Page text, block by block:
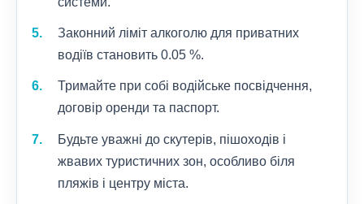
Законний ліміт алкоголю для приватних
водіїв становить 0.05 %.
Тримайте при собі водійське посвідчення,
договір оренди та паспорт.
Будьте уважні до скутерів, пішоходів і
жвавих туристичних зон, особливо біля
пляжів і центру міста.